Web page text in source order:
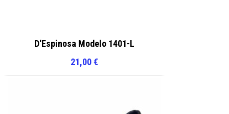
D'Espinosa Modelo 1401-L
21,00€